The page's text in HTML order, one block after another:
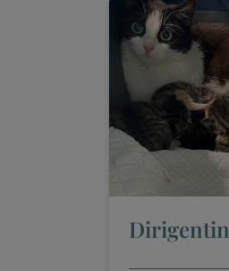
Dirigentin